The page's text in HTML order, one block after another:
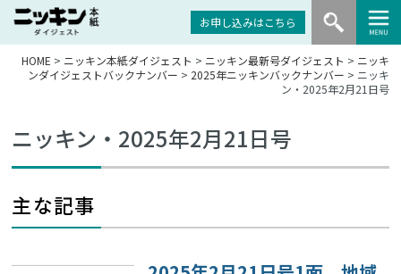
お申し込みはこちら
HOME > ニッキン本紙ダイジェスト > ニッキン最新号ダイジェスト > ニッキ
ンダイジェストバックナンバー > 2025年ニッキンバックナンバー > ニッキ
ン・2025年2月21日号
ニッキン・2025年2月21日号
主な記事